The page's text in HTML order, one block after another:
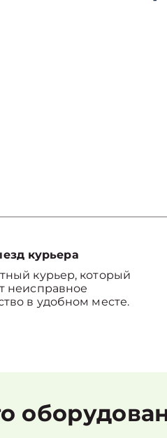
курьера
курьер, который
неисправное
в удобном месте.